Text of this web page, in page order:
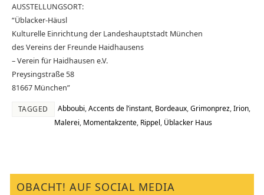
AUSSTELLUNGSORT:
“Üblacker-Häusl
Kulturelle Einrichtung der Landeshauptstadt München
des Vereins der Freunde Haidhausens
– Verein für Haidhausen e.V.
Preysingstraße 58
81667 München”
TAGGED Abboubi,Accents de l’instant, Bordeaux,Grimonprez,Irion,
Malerei, Momentakzente, Rippel, Üblacker Haus
OBACHT! AUF SOCIAL MEDIA